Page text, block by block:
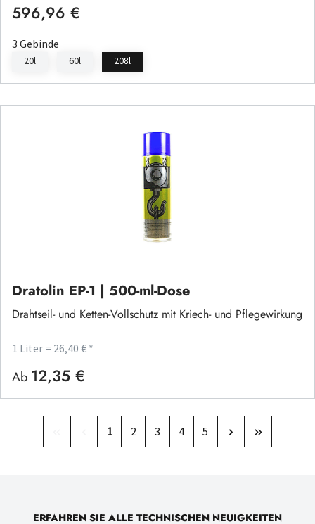
Regulärer Preis:
596,96 €
3 Gebinde
20l 60l 208l
Dratolin EP-1 | 500-ml-Dose
Drahtseil- und Ketten-Vollschutz mit Kriech- und Pflegewirkung
1 Liter = 26,40 € *
Regulärer Preis:
Ab 12,35 €
Seite
1 Seite
2 Seite
3 Seite
4 Seite
5
ERFAHREN SIE ALLE TECHNISCHEN NEUIGKEITEN